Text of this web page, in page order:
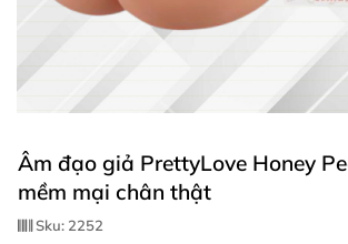
Âm đạo giả PrettyLove Honey
mềm mại chân thật
Sku: 2252